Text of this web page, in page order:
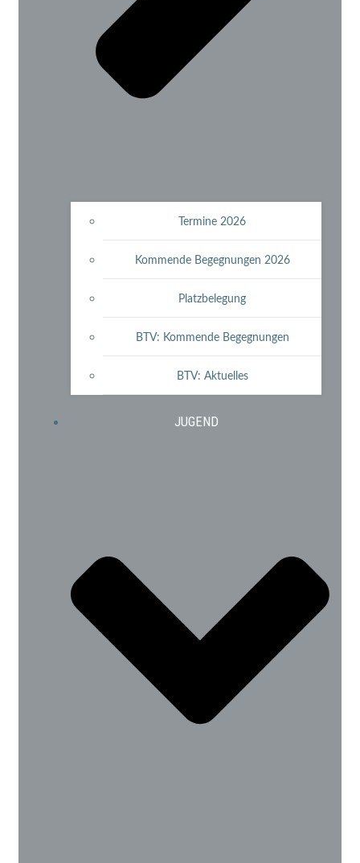
Termine 2026
Kommende Begegnungen 2026
Platzbelegung
BTV: Kommende Begegnungen
BTV: Aktuelles
JUGEND